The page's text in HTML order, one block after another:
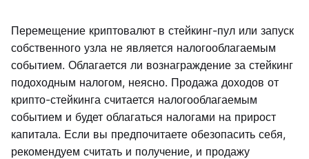
Перемещение криптовалют в стейкинг-пул или запуск
собственного узла не является налогооблагаемым
событием. Облагается ли вознаграждение за стейкинг
подоходным налогом, неясно. Продажа доходов от
крипто-стейкинга считается налогооблагаемым
событием и будет облагаться налогами на прирост
капитала. Если вы предпочитаете обезопасить себя,
рекомендуем считать и получение, и продажу